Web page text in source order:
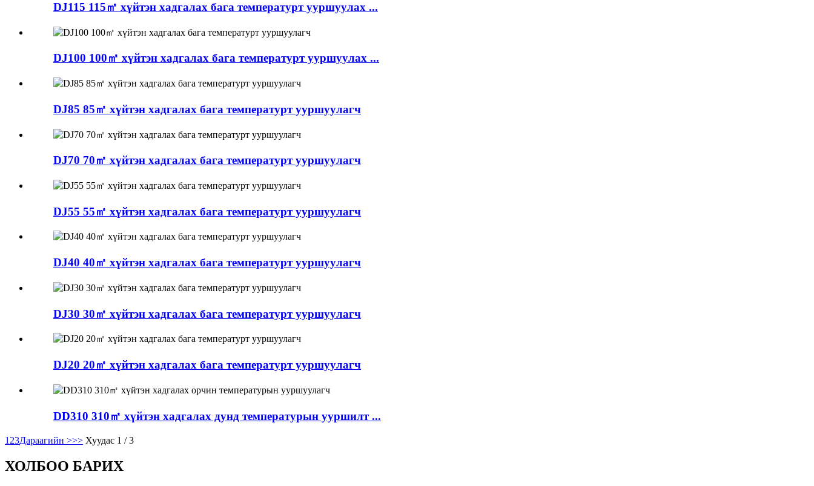
DJ115 115㎡ хүйтэн хадгалах бага температурт ууршуулах ...
DJ100 100㎡ хүйтэн хадгалах бага температурт ууршуулах ...
DJ85 85㎡ хүйтэн хадгалах бага температурт ууршуулагч
DJ70 70㎡ хүйтэн хадгалах бага температурт ууршуулагч
DJ55 55㎡ хүйтэн хадгалах бага температурт ууршуулагч
DJ40 40㎡ хүйтэн хадгалах бага температурт ууршуулагч
DJ30 30㎡ хүйтэн хадгалах бага температурт ууршуулагч
DJ20 20㎡ хүйтэн хадгалах бага температурт ууршуулагч
DD310 310㎡ хүйтэн хадгалах дунд температурын ууршилт ...
1 23Дараагийн >>> Хуудас 1 / 3
ХОЛБОО БАРИХ